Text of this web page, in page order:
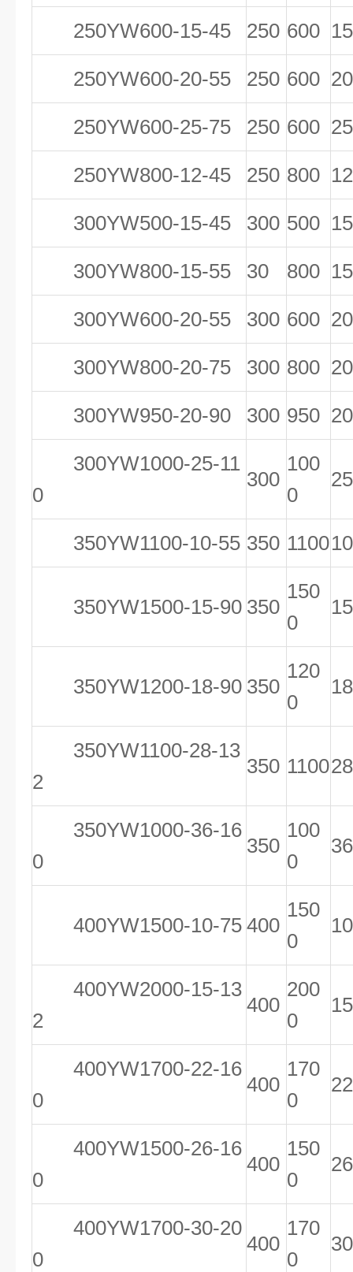
250YW600-15-45 250 600 15
250YW600-20-55 250 600 20
250YW600-25-75 250 600 25
250YW800-12-45 250 800 12
300YW500-15-45 300 500 15
300YW800-15-55 30 800 15
300YW600-20-55 300 600 20
300YW800-20-75 300 800 20
300YW950-20-90 300 950 20
300YW1000-25-11
0
300
100
0
25
350YW1100-10-55 350 110010
350YW1500-15-90 350
150
0
15
350YW1200-18-90 350
120
0
18
350YW1100-28-13
2
350 110028
350YW1000-36-16
0
350
100
0
36
400YW1500-10-75 400
150
0
10
400YW2000-15-13
2
400
200
0
15
400YW1700-22-16
0
400
170
0
22
400YW1500-26-16
0
400
150
0
26
400YW1700-30-20
0
400
170
0
30